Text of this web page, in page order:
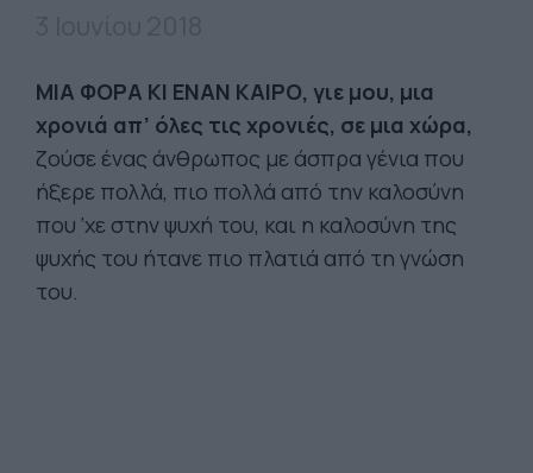
ΜΙΑ ΦΟΡΑ ΚΙ ΕΝΑΝ ΚΑΙΡΟ, γιε μου, μια
χρονιά απ’ όλες τις χρονιές, σε μια χώρα,
ζούσε ένας άνθρωπος με άσπρα γένια που
ήξερε πολλά, πιο πολλά από την καλοσύνη
που ‘χε στην ψυχή του, και η καλοσύνη της
ψυχής του ήτανε πιο πλατιά από τη γνώση
του.